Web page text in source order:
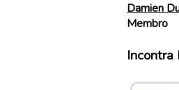
Damien
Membro